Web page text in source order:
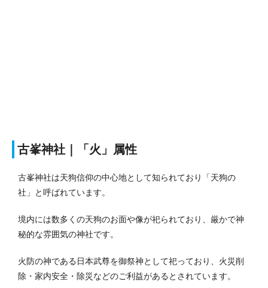
古峯神社｜「火」属性
古峯神社は天狗信仰の中心地として知られており「天狗の
社」と呼ばれています。
境内には数多くの天狗のお面や像が祀られており、厳かで神
秘的な雰囲気の神社です。
火防の神である日本武尊を御祭神として祀っており、火災削
除・家内安全・除災などのご利益があるとされています。